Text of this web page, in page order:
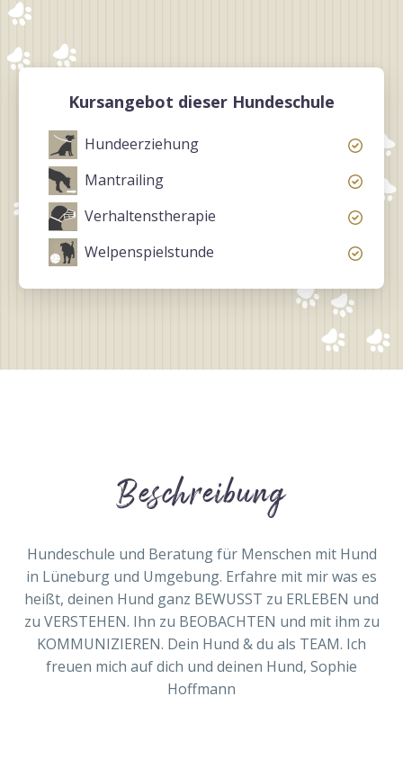
Kursangebot dieser Hundeschule
Hundeerziehung
Mantrailing
Verhaltenstherapie
Welpenspielstunde
Beschreibung
Hundeschule und Beratung für Menschen mit Hund
in Lüneburg und Umgebung. Erfahre mit mir was es
heißt, deinen Hund ganz BEWUSST zu ERLEBEN und
zu VERSTEHEN. Ihn zu BEOBACHTEN und mit ihm zu
KOMMUNIZIEREN. Dein Hund & du als TEAM. Ich
freuen mich auf dich und deinen Hund, Sophie
Hoffmann